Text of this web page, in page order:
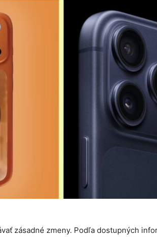
zásadné zmeny. Podľa dostupných